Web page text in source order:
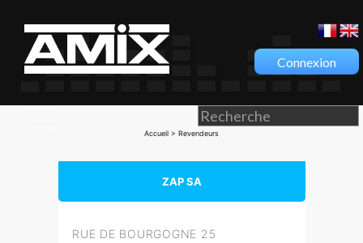
Connexion
Accueil > Revendeurs
ZAP SA
RUE DE BOURGOGNE 25